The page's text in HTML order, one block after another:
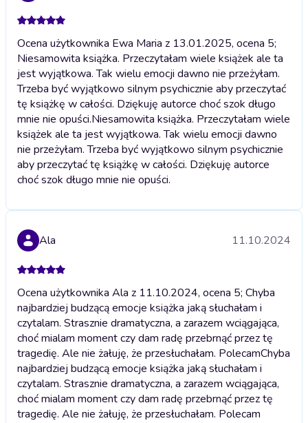
Ocena użytkownika Ewa Maria z 13.01.2025, ocena 5;
Niesamowita książka. Przeczytałam wiele książek ale ta
jest wyjątkowa. Tak wielu emocji dawno nie przeżyłam.
Trzeba być wyjątkowo silnym psychicznie aby przeczytać
tę książkę w całości. Dziękuję autorce choć szok długo
mnie nie opuści.Niesamowita książka. Przeczytałam wiele
książek ale ta jest wyjątkowa. Tak wielu emocji dawno
nie przeżyłam. Trzeba być wyjątkowo silnym psychicznie
aby przeczytać tę książkę w całości. Dziękuję autorce
choć szok długo mnie nie opuści.
Ala 11.10.2024
Ocena użytkownika Ala z 11.10.2024, ocena 5; Chyba
najbardziej budzącą emocje książka jaką słuchałam i
czytalam. Strasznie dramatyczna, a zarazem wciągająca,
choć mialam moment czy dam radę przebrnąć przez tę
tragedię. Ale nie żałuję, że przesłuchałam. PolecamChyba
najbardziej budzącą emocje książka jaką słuchałam i
czytalam. Strasznie dramatyczna, a zarazem wciągająca,
choć mialam moment czy dam radę przebrnąć przez tę
tragedię. Ale nie żałuję, że przesłuchałam. Polecam